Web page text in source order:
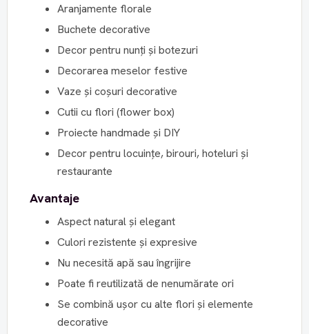
Aranjamente florale
Buchete decorative
Decor pentru nunți și botezuri
Decorarea meselor festive
Vaze și coșuri decorative
Cutii cu flori (flower box)
Proiecte handmade și DIY
Decor pentru locuințe, birouri, hoteluri și
restaurante
Avantaje
Aspect natural și elegant
Culori rezistente și expresive
Nu necesită apă sau îngrijire
Poate fi reutilizată de nenumărate ori
Se combină ușor cu alte flori și elemente
decorative